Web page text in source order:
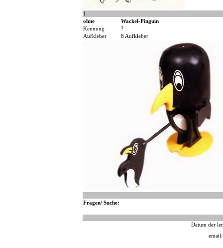
1
ohne
Wackel-Pinguin
Kennung
?
Aufkleber
8 Aufkleber
Fragen/ Suche:
Datum der